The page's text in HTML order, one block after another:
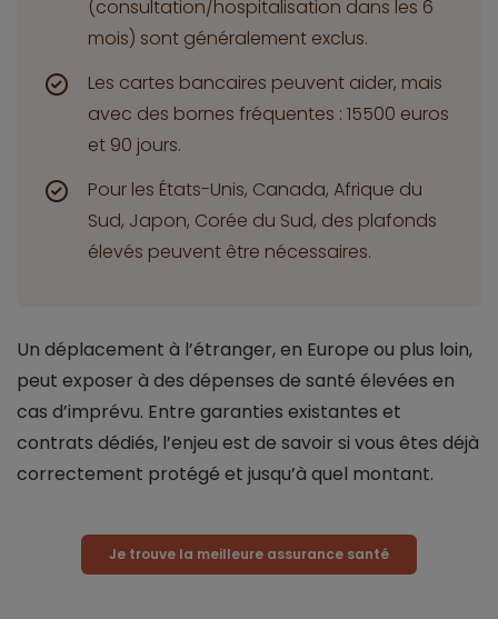
(consultation/hospitalisation dans les 6
mois) sont généralement exclus.
Les cartes bancaires peuvent aider, mais
avec des bornes fréquentes : 15500 euros
et 90 jours.
Pour les États-Unis, Canada, Afrique du
Sud, Japon, Corée du Sud, des plafonds
élevés peuvent être nécessaires.
Un déplacement à l’étranger, en Europe ou plus loin,
peut exposer à des dépenses de santé élevées en
cas d’imprévu. Entre garanties existantes et
contrats dédiés, l’enjeu est de savoir si vous êtes déjà
correctement protégé et jusqu’à quel montant.
Je trouve la meilleure assurance santé